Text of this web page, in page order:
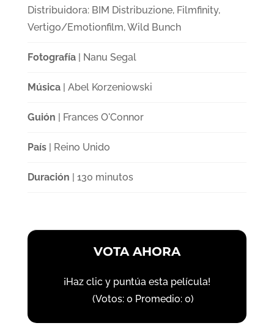
Distribuidora: BIM Distribuzione, Filmfinity,
Vertigo/Emotionfilm, Wild Bunch
Fotografía| Nanu Segal
Música| Abel Korzeniowski
Guión | Frances O'Connor
País| Reino Unido
Duración | 130 minutos
VOTA AHORA
¡Haz clic y puntúa esta película!
(Votos: 0 Promedio: 0)